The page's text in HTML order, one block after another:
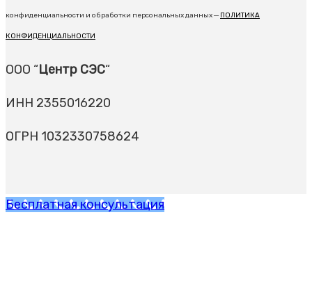
конфиденциальности и обработки персональных данных ─ ПОЛИТИКА
КОНФИДЕНЦИАЛЬНОСТИ
ООО “Центр СЭС“
ИНН 2355016220
ОГРН 1032330758624
Бесплатная консультация